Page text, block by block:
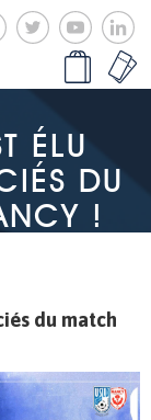
ÉLU
DU
!
du match